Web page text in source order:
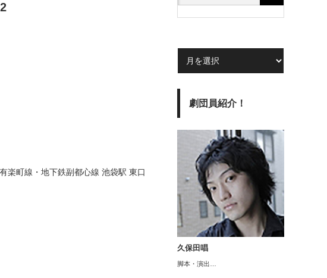
楽町線・地下鉄副都心線 池袋駅 東口
劇団員紹介！
久保田唱
脚本・演出…